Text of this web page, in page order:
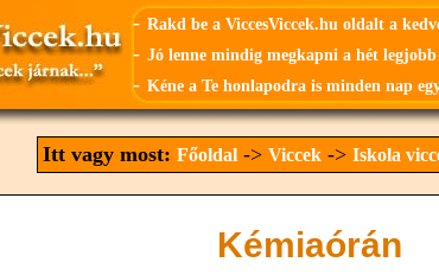
- Rakd be a ViccesViccek.hu oldalt a
- Jó lenne mindig megkapni a hét
- Kéne a Te honlapodra is minden nap
Itt vagy most: Főoldal -> Viccek -> Iskola
Kémiaórán